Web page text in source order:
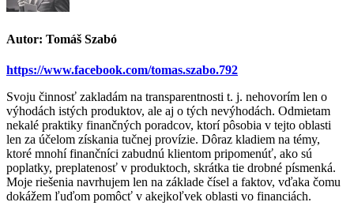
Autor: Tomáš Szabó
https://www.facebook.com/tomas.szabo.792
Svoju činnosť zakladám na transparentnosti t. j. nehovorím len o
výhodách istých produktov, ale aj o tých nevýhodách. Odmietam
nekalé praktiky finančných poradcov, ktorí pôsobia v tejto oblasti
len za účelom získania tučnej provízie. Dôraz kladiem na témy,
ktoré mnohí finančníci zabudnú klientom pripomenúť, ako sú
poplatky, preplatenosť v produktoch, skrátka tie drobné písmenká.
Moje riešenia navrhujem len na základe čísel a faktov, vďaka čomu
dokážem ľuďom pomôcť v akejkoľvek oblasti vo financiách.